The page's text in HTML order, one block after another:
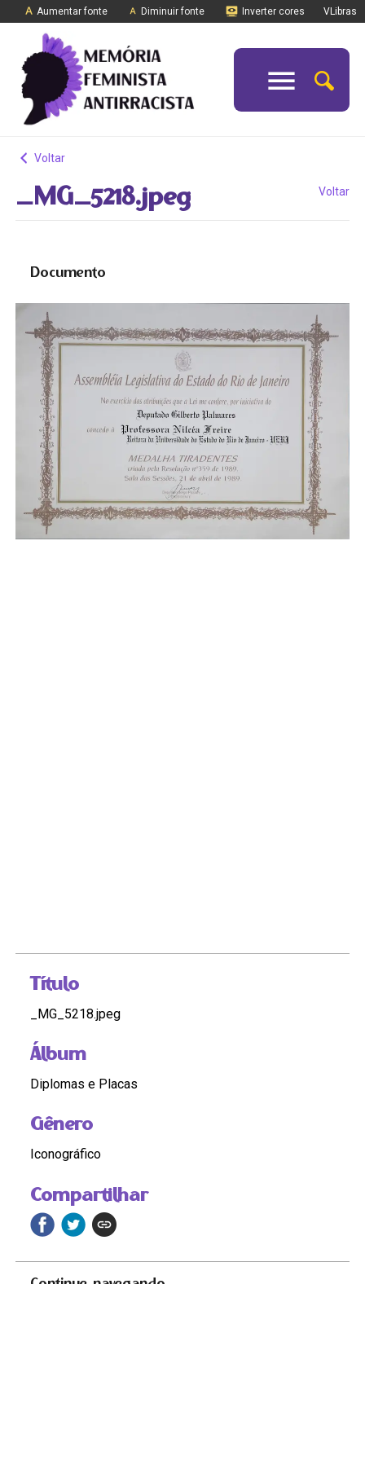
Aumentar fonte Diminuir fonte Inverter cores VLibras
Voltar
_MG_5218.jpeg Voltar
Documento
Compartilhar
Título
_MG_5218.jpeg
Álbum
Diplomas e Placas
Gênero
Iconográfico
Continue navegando